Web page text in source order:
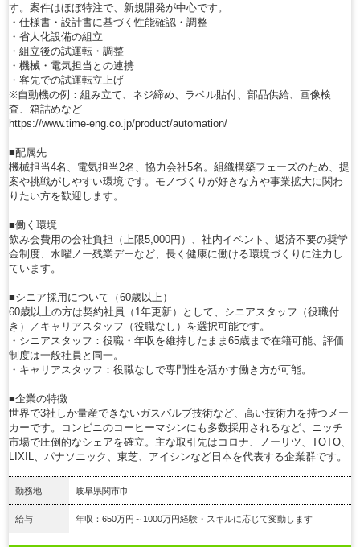
す。案件はほぼ特注で、新規開発が中心です。
・仕様書・設計書に基づく性能確認・調整
・省人化設備の組立
・組立後の試運転・調整
・機械・電気担当との連携
・客先での試運転立上げ
※自動機の例：組み立て、ネジ締め、ラベル貼付、部品供給、画像検
査、箱詰めなど
https://www.time-eng.co.jp/product/automation/
■配属先
機械担当4名、電気担当2名、協力会社5名。組織構築フェーズのため、提
案や挑戦がしやすい環境です。モノづくりが好きな方や事業拡大に関わ
りたい方を歓迎します。
■働く環境
飲み会費用の会社負担（上限5,000円）、社内イベント、返済不要の奨学
金制度、水曜ノー残業デーなど、長く健康に働ける環境づくりに注力し
ています。
■シニア採用について（60歳以上）
60歳以上の方は契約社員（1年更新）として、シニアスタッフ（役職付
き）／キャリアスタッフ（役職なし）を選択可能です。
・シニアスタッフ：役職・年収を維持したまま65歳まで在籍可能、評価
制度は一般社員と同一。
・キャリアスタッフ：役職なしで専門性を活かす働き方が可能。
■企業の特徴
世界で3社しか量産できないガスバルブ技術など、高い技術力を持つメー
カーです。コンビニのコーヒーマシンにも多数採用されるなど、ニッチ
市場で圧倒的なシェアを確立。主な取引先はコロナ、ノーリツ、TOTO、
LIXIL、パナソニック、東芝、アイシンなど日本を代表する企業群です。
勤務地 岐阜県関市巾
給与 年収：650万円～1000万円経験・スキルに応じて変動します